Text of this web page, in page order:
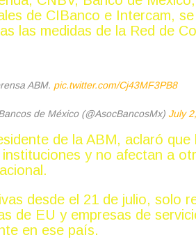
de CIBanco e Intercam,
las medidas de la Red de
ABM. pic.twitter.com/Cj43MF3PB8
de México (@AsocBancosMx) July
de la ABM, aclaró
y no afectan a
desde el 21 de julio, solo
de EU y empresas de
en ese país.